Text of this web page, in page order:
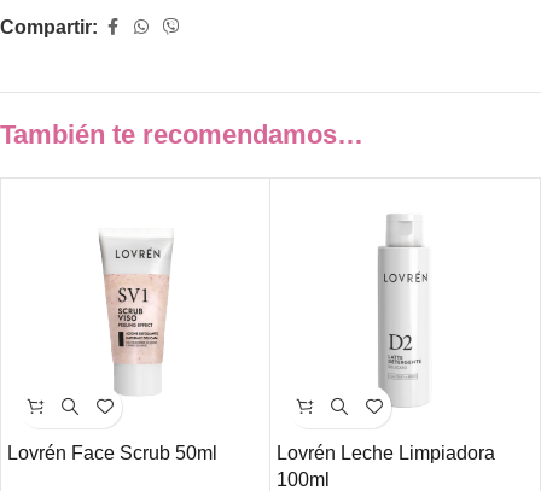
Compartir:
También te recomendamos…
Lovrén Face Scrub 50ml
Lovrén Leche Limpiadora
100ml